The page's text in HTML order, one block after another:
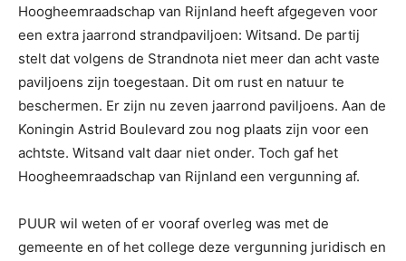
Hoogheemraadschap van Rijnland heeft afgegeven voor
een extra jaarrond strandpaviljoen: Witsand. De partij
stelt dat volgens de Strandnota niet meer dan acht vaste
paviljoens zijn toegestaan. Dit om rust en natuur te
beschermen. Er zijn nu zeven jaarrond paviljoens. Aan de
Koningin Astrid Boulevard zou nog plaats zijn voor een
achtste. Witsand valt daar niet onder. Toch gaf het
Hoogheemraadschap van Rijnland een vergunning af.
PUUR wil weten of er vooraf overleg was met de
gemeente en of het college deze vergunning juridisch en